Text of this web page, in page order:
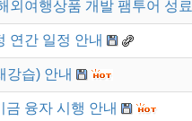
외여행상품 개발 팸투어 성료
연간 일정 안내
강습) 안내
융자 시행 안내